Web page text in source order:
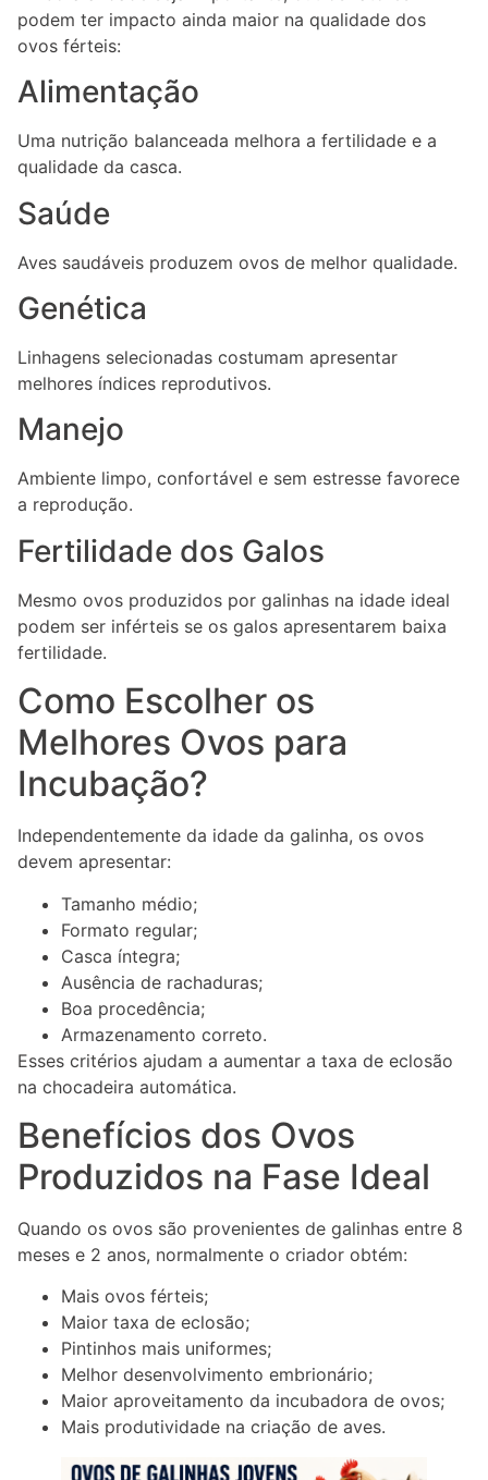
podem ter impacto ainda maior na qualidade dos
ovos férteis:
Alimentação
Uma nutrição balanceada melhora a fertilidade e a
qualidade da casca.
Saúde
Aves saudáveis produzem ovos de melhor qualidade.
Genética
Linhagens selecionadas costumam apresentar
melhores índices reprodutivos.
Manejo
Ambiente limpo, confortável e sem estresse favorece
a reprodução.
Fertilidade dos Galos
Mesmo ovos produzidos por galinhas na idade ideal
podem ser inférteis se os galos apresentarem baixa
fertilidade.
Como Escolher os
Melhores Ovos para
Incubação?
Independentemente da idade da galinha, os ovos
devem apresentar:
Tamanho médio;
Formato regular;
Casca íntegra;
Ausência de rachaduras;
Boa procedência;
Armazenamento correto.
Esses critérios ajudam a aumentar a taxa de eclosão
na chocadeira automática.
Benefícios dos Ovos
Produzidos na Fase Ideal
Quando os ovos são provenientes de galinhas entre 8
meses e 2 anos, normalmente o criador obtém:
Mais ovos férteis;
Maior taxa de eclosão;
Pintinhos mais uniformes;
Melhor desenvolvimento embrionário;
Maior aproveitamento da incubadora de ovos;
Mais produtividade na criação de aves.